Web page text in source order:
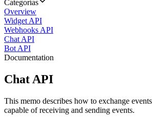
Categorías
Overview
Widget API
Webhooks API
Chat API
Bot API
Documentation
Chat API
This memo describes how to exchange
capable of receiving and sending events.